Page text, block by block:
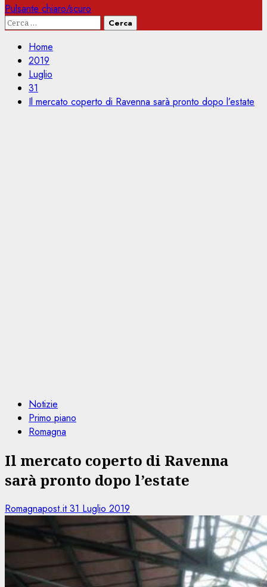
Pulsante chiaro/scuro
Ricerca
Home
2019
Luglio
31
Il mercato coperto di Ravenna sarà pronto dopo l’estate
Notizie
Primo piano
Romagna
Il mercato coperto di Ravenna
sarà pronto dopo l’estate
Romagnapost.it31 Luglio 2019